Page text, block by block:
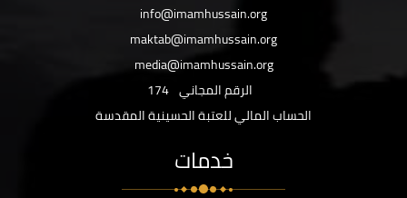
info@imamhussain.org
maktab@imamhussain.org
media@imamhussain.org
الرقم المجاني 174
الحساب المالي للعتبة الحسينية المقدسة
خدمات